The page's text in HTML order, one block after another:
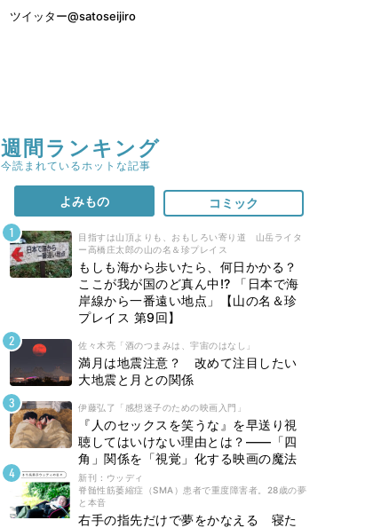
ツイッター@satoseijiro
週間ランキング
今読まれているホットな記事
よみもの コミック
目指すは山頂よりも、おもしろい寄り道 山岳ライタ
ー高橋庄太郎の山の名＆珍プレイス
もしも海から歩いたら、何日かかる？
ここが我が国のど真ん中!? 「日本で海
岸線から一番遠い地点」【山の名＆珍
プレイス 第9回】
佐々木亮「酒のつまみは、宇宙のはなし」
満月は地震注意？ 改めて注目したい
大地震と月との関係
伊藤弘了「感想迷子のための映画入門」
『人のセックスを笑うな』を早送り視
聴してはいけない理由とは？――「四
角」関係を「視覚」化する映画の魔法
新刊 : ウッディ
脊髄性筋萎縮症（SMA）患者で重度障害者。28歳の夢
と本音
右手の指先だけで夢をかなえる 寝た